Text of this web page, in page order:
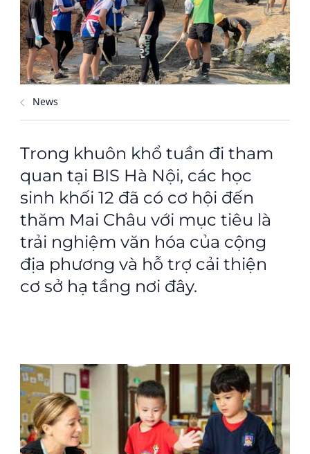
News
Trong khuôn khổ tuần đi tham
quan tại BIS Hà Nội, các học
sinh khối 12 đã có cơ hội đến
thăm Mai Châu với mục tiêu là
trải nghiệm văn hóa của cộng
địa phương và hỗ trợ cải thiện
cơ sở hạ tầng nơi đây.